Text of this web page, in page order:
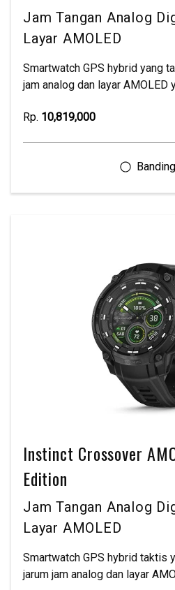
Jam Tangan Analog
Layar AMOLED
Smartwatch GPS hybrid yang
jam analog dan layar AMOLED
Rp. 10,819,000
Instinct Crossover
Edition
Jam Tangan Analog
Layar AMOLED
Smartwatch GPS hybrid taktis
jarum jam analog dan layar